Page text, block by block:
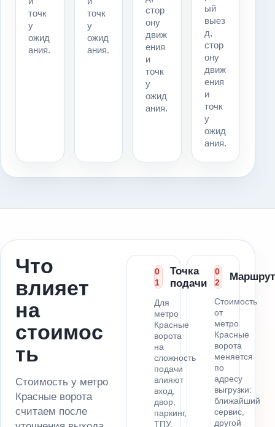
точк
у
ожид
ания.
точк
у
ожид
ания.
стор
ону
движ
ения
и
точк
у
ожид
ания.
ый
выез
д,
стор
ону
движ
ения
и
точк
у
ожид
ания.
Что
влияет
на
стоимос
ть
Стоимость у метро
Красные ворота
считаем после
0
1
Точка
подачи
Для
метро
Красные
ворота
на
сложность
подачи
влияют
вход,
двор,
паркинг,
ТПУ,
0
2
Маршрут
Стоимость
от
метро
Красные
ворота
меняется
по
адресу
выгрузки:
ближайший
сервис,
другой